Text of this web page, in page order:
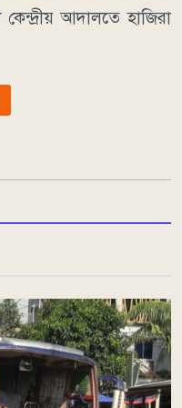
আদালতে হাজিরা